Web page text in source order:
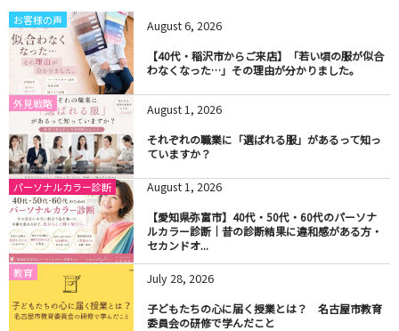
お客様の声 August6, 2026
【40代・稲沢市からご来店】「若い頃の服が似合
わなくなった…」その理由が分かりました。
外見戦略 August 1 , 2026
それぞれの職業に「選ばれる服」があるって知っ
ていますか？
パーソナルカラー診断 August 1 , 2026
【愛知県弥富市】40代・50代・60代のパーソナ
ルカラー診断｜昔の診断結果に違和感がある方・
セカンドオ...
教育 July 28, 2026
子どもたちの心に届く授業とは？ 名古屋市教育
委員会の研修で学んだこと